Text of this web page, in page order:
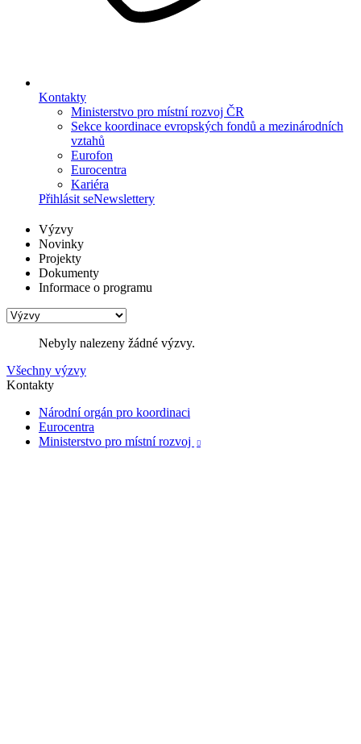
Kontakty
Ministerstvo pro místní rozvoj ČR
Sekce koordinace evropských fondů a mezinárodních
vztahů
Eurofon
Eurocentra
Kariéra
Přihlásit seNewslettery
Výzvy
Novinky
Projekty
Dokumenty
Informace o programu
Nebyly nalezeny žádné výzvy.
Všechny výzvy
Kontakty
Národní orgán pro koordinaci
Eurocentra
Ministerstvo pro místní rozvoj
